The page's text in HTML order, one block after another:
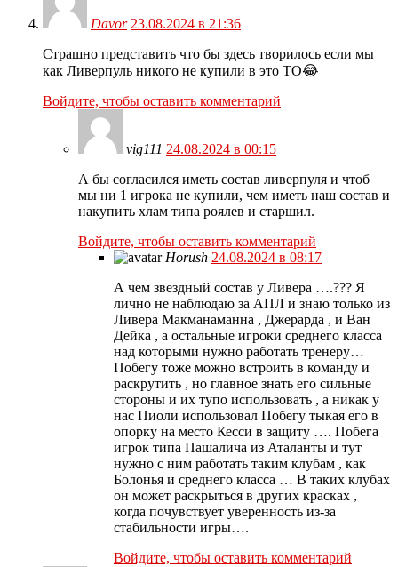
Davor 23.08.2024 в 21:36
Страшно представить что бы здесь творилось если мы
как Ливерпуль никого не купили в это ТО😂
Войдите, чтобы оставить комментарий
vig111 24.08.2024 в 00:15
А бы согласился иметь состав ливерпуля и чтоб
мы ни 1 игрока не купили, чем иметь наш состав и
накупить хлам типа роялев и старшил.
Войдите, чтобы оставить комментарий
Horush 24.08.2024 в 08:17
А чем звездный состав у Ливера ….??? Я
лично не наблюдаю за АПЛ и знаю только из
Ливера Макманаманна , Джерарда , и Ван
Дейка , а остальные игроки среднего класса
над которыми нужно работать тренеру…
Побегу тоже можно встроить в команду и
раскрутить , но главное знать его сильные
стороны и их тупо использовать , а никак у
нас Пиоли использовал Побегу тыкая его в
опорку на место Кесси в защиту …. Побега
игрок типа Пашалича из Аталанты и тут
нужно с ним работать таким клубам , как
Болонья и среднего класса … В таких клубах
он может раскрыться в других красках ,
когда почувствует уверенность из-за
стабильности игры….
Войдите, чтобы оставить комментарий